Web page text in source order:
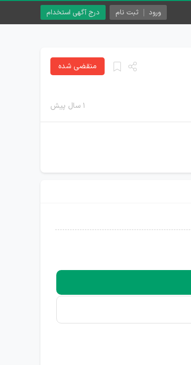
درج آگهی استخدام ورود ثبت نام
۱ سال پیش
منقضی شده